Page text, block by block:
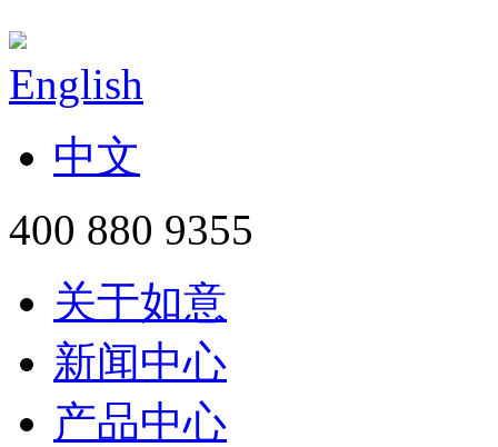
English
中文
400 880 9355
关于如意
新闻中心
产品中心